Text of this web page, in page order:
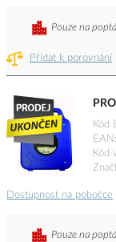
Přidat k porovnání
Pouze na
Kód
EAN
Kód
Dostupnost na pobočce
Pouze na